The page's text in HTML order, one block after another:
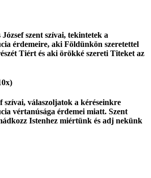
szent szívai, tekintetek a
érdemeire, aki Földünkön szeretettel
Tiért és aki örökké szereti Titeket az
szívai, válaszoljatok a kéréseinkre
vértanúsága érdemei miatt. Szent
Istenhez miértünk és adj nekünk